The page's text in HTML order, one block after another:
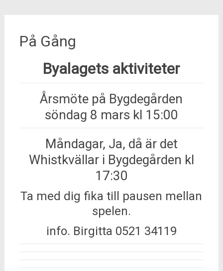
På Gång
Byalagets aktiviteter
Årsmöte på Bygdegården
söndag 8 mars kl 15:00
Måndagar, Ja, då är det
Whistkvällar i Bygdegården kl
17:30
Ta med dig fika till pausen mellan
spelen.
info. Birgitta 0521 34119